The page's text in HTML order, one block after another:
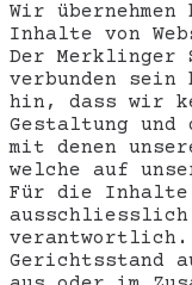
Wir
Inhalte von
Der Merklinger
verbunden sein
hin, dass wir
Gestaltung
mit denen
welche auf
Für die
verantwortlich.
Gerichtsstand